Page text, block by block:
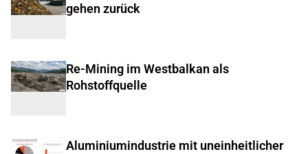
gehen zurück
Re-Mining im Westbalkan als
Rohstoffquelle
Aluminiumindustrie mit uneinheitlicher